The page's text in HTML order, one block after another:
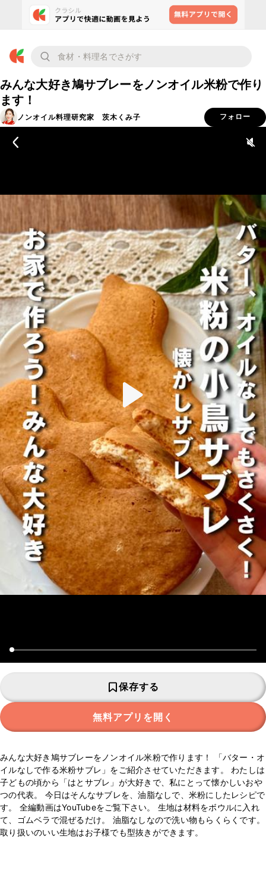
みんな大好き鳩サブレーをノンオイル米粉で作り
ます！
ノンオイル料理研究家 茨木くみ子 フォロー
保存する
無料アプリを開く
みんな大好き鳩サブレーをノンオイル米粉で作ります！ 「バター・オ
イルなしで作る米粉サブレ」をご紹介させていただきます。 わたしは
子どもの頃から「はとサブレ」が大好きで、私にとって懐かしいおや
つの代表。 今日はそんなサブレを、油脂なしで、米粉にしたレシピで
す。 全編動画はYouTubeをご覧下さい。 生地は材料をボウルに入れ
て、ゴムベラで混ぜるだけ。 油脂なしなので洗い物もらくらくです。
取り扱いのいい生地はお子様でも型抜きができます。